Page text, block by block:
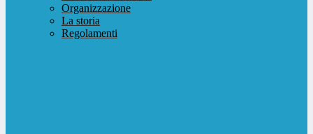
Organizzazione
La storia
Regolamenti